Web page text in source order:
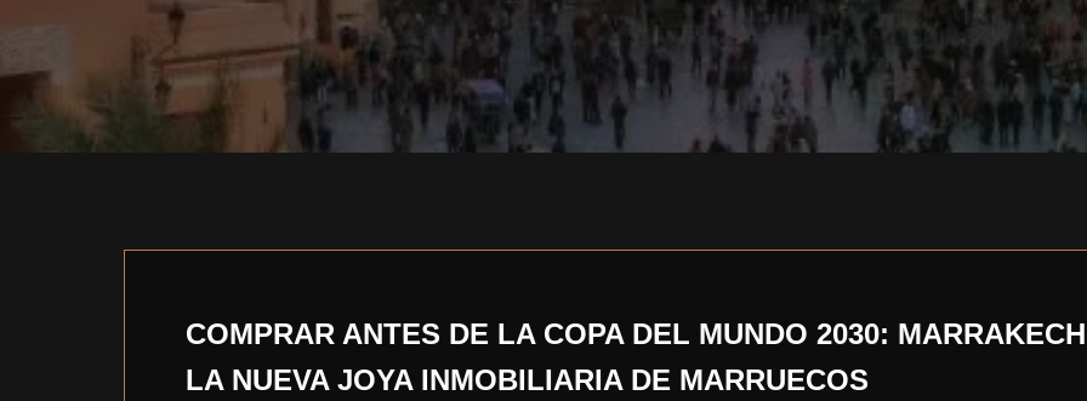
COMPRAR ANTES DE LA COPA DEL MUNDO 2030:
LA NUEVA JOYA INMOBILIARIA DE MARRUECOS